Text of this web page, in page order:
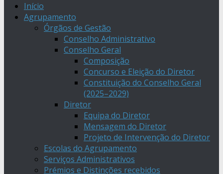
Início
Agrupamento
Órgãos de Gestão
Conselho Administrativo
Conselho Geral
Composição
Concurso e Eleição do Diretor
Constituição do Conselho Geral
(2025–2029)
Diretor
Equipa do Diretor
Mensagem do Diretor
Projeto de Intervenção do Diretor
Escolas do Agrupamento
Serviços Administrativos
Prémios e Distinções recebidos